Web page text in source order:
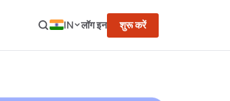
IN लॉग इन शुरू करें